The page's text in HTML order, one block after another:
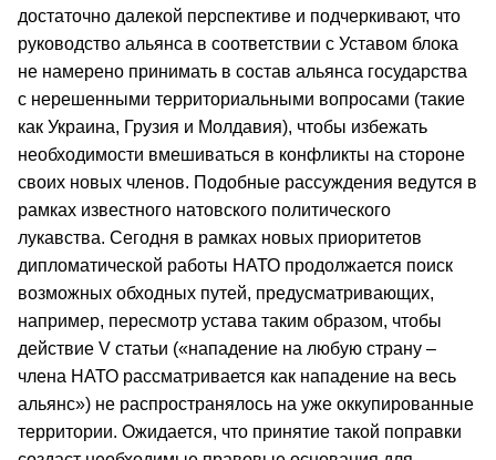
достаточно далекой перспективе и подчеркивают, что
руководство альянса в соответствии с Уставом блока
не намерено принимать в состав альянса государства
с нерешенными территориальными вопросами (такие
как Украина, Грузия и Молдавия), чтобы избежать
необходимости вмешиваться в конфликты на стороне
своих новых членов. Подобные рассуждения ведутся в
рамках известного натовского политического
лукавства. Сегодня в рамках новых приоритетов
дипломатической работы НАТО продолжается поиск
возможных обходных путей, предусматривающих,
например, пересмотр устава таким образом, чтобы
действие V статьи («нападение на любую страну –
члена НАТО рассматривается как нападение на весь
альянс») не распространялось на уже оккупированные
территории. Ожидается, что принятие такой поправки